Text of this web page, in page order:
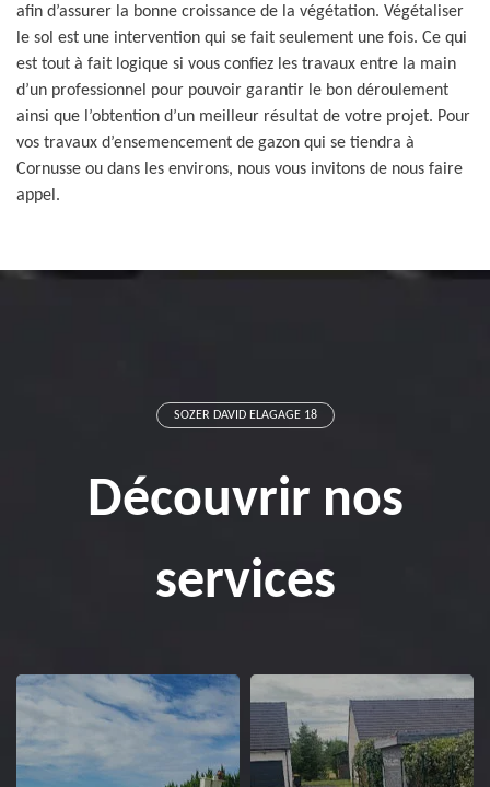
afin d’assurer la bonne croissance de la végétation. Végétaliser
le sol est une intervention qui se fait seulement une fois. Ce qui
est tout à fait logique si vous confiez les travaux entre la main
d’un professionnel pour pouvoir garantir le bon déroulement
ainsi que l’obtention d’un meilleur résultat de votre projet. Pour
vos travaux d’ensemencement de gazon qui se tiendra à
Cornusse ou dans les environs, nous vous invitons de nous faire
appel.
SOZER DAVID ELAGAGE 18
Découvrir nos
services